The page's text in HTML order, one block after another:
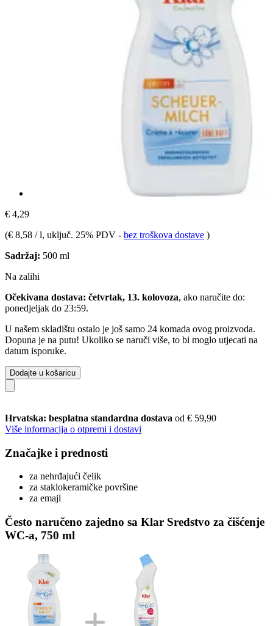
€ 4,29
(€ 8,58 / l, uključ. 25% PDV - bez troškova dostave )
Sadržaj: 500 ml
Na zalihi
Očekivana dostava: četvrtak, 13. kolovoza, ako naručite do:
ponedjeljak do 23:59.
U našem skladištu ostalo je još samo 24 komada ovog proizvoda.
Dopuna je na putu! Ukoliko se naruči više, to bi moglo utjecati na
datum isporuke.
Dodajte u košaricu
Hrvatska: besplatna standardna dostava od € 59,90
Više informacija o otpremi i dostavi
Značajke i prednosti
za nehrđajući čelik
za staklokeramičke površine
za emajl
Često naručeno zajedno sa Klar Sredstvo za čišćenje
WC-a, 750 ml